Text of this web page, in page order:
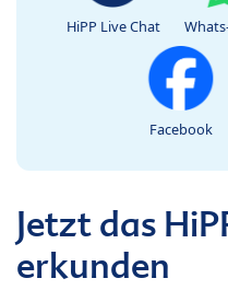
HiPP Live Chat
Facebook
Jetzt das
erkunden